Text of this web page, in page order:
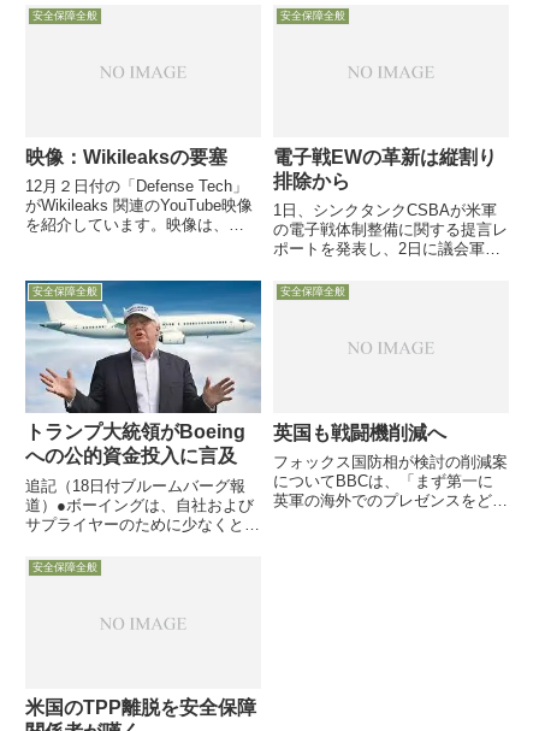
ジア首相2023年誕生以降の流れ
ボジア国境紛争調停で米国の立...
安全保障全般
映像：Wikileaksの要塞
12月２日付の「Defense Tech」
がWikileaks 関連のYouTube映像
を紹介しています。映像は、
シェルターを利活用して作られた
データ・サーバーセンターの内部
状況です
安全保障全般
電子戦EWの革新は縦割り
排除から
1日、シンクタンクCSBAが米軍
の電子戦体制整備に関する提言レ
ポートを発表し、2日に議会軍事
表会見を行いました。お馴染みの
は、技術...
安全保障全般
トランプ大統領がBoeing
への公的資金投入に言及
追記（18日付ブルームバーグ報
道）●ボーイングは、自社および
サプライヤーのために少なくとも
求めている。●ボーイングの17日
付資料によると、連邦支援は「融
性」などを網羅するものと...
安全保障全般
英国も戦闘機削減へ
フォックス国防相が検討の削減案
についてBBCは、「まず第一に
英軍の海外でのプレゼンスをどう
安全保障全般
米国のTPP離脱を安全保障